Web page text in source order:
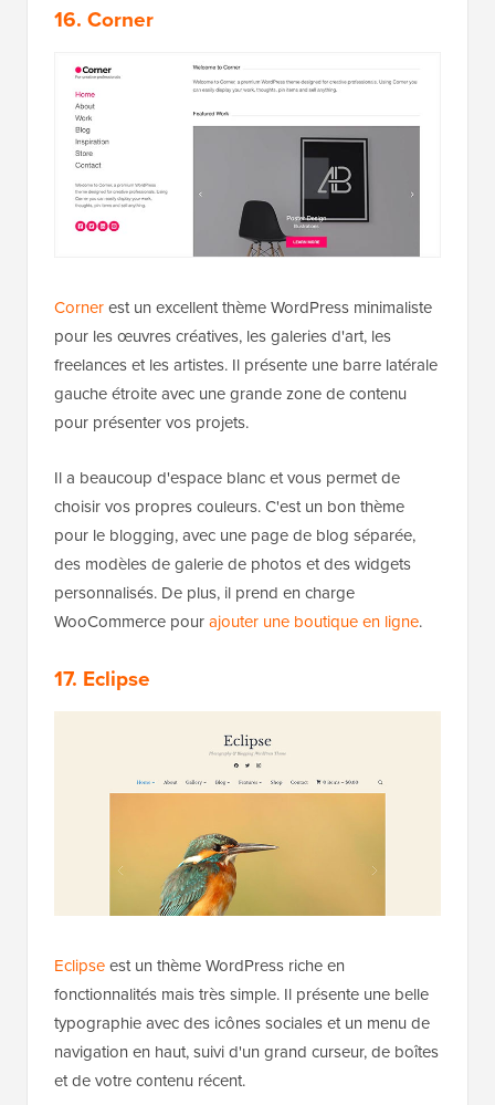
16. Corner
Cornerest un excellent thème WordPress minimaliste
pour les œuvres créatives, les galeries d'art, les
freelances et les artistes. Il présente une barre latérale
gauche étroite avec une grande zone de contenu
pour présenter vos projets.
Il a beaucoup d'espace blanc et vous permet de
choisir vos propres couleurs. C'est un bon thème
pour le blogging, avec une page de blog séparée,
des modèles de galerie de photos et des widgets
personnalisés. De plus, il prend en charge
WooCommerce pourajouter une boutique en ligne.
17. Eclipse
Eclipseest un thème WordPress riche en
fonctionnalités mais très simple. Il présente une belle
typographie avec des icônes sociales et un menu de
navigation en haut, suivi d'un grand curseur, de boîtes
et de votre contenu récent.